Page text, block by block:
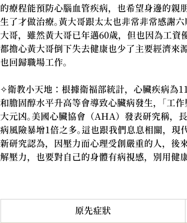
的療程能預防心腦血管疾病，也希望身邊的親
生了才做治療。黃大哥跟太太也非常非常感謝
大哥，雖然黃大哥已年邁60歲，但也因為工資
都擔心黃大哥倒下失去健康也少了主要經濟來
也回歸職場工作。
✧衛教小天地：根據衛福部統計，心臟疾病為
和膽固醇水平升高等會導致心臟病發生，「工
大元凶。美國心臟協會（AHA）發表研究稱，
病風險暴增1倍之多。這也跟我們息息相關，現
新研究認為，因壓力而心理受創嚴重的人，後
解壓力，也要對自己的身體有病視感，別用健
原先症狀